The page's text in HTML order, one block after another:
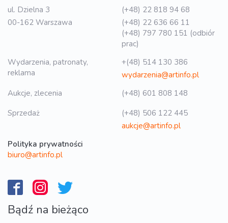
ul. Dzielna 3
00-162 Warszawa
(+48) 22 818 94 68
(+48) 22 636 66 11
(+48) 797 780 151 (odbiór
prac)
Wydarzenia, patronaty,
reklama
+(48) 514 130 386
wydarzenia@artinfo.pl
Aukcje, zlecenia
(+48) 601 808 148
Sprzedaż
(+48) 506 122 445
aukcje@artinfo.pl
Polityka prywatności
biuro@artinfo.pl
Bądź na bieżąco